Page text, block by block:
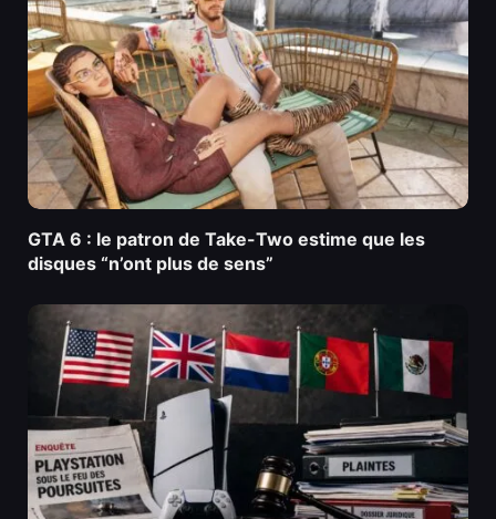
GTA 6 : le patron de Take-Two estime que les
disques “n’ont plus de sens”